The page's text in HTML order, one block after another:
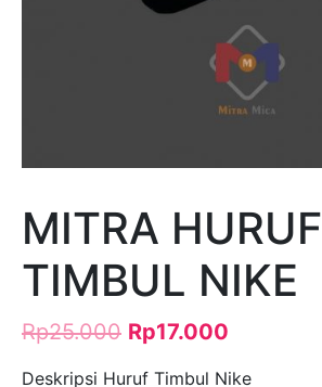
MITRA HURUF
TIMBUL NIKE
Rp25.000 Rp17.000
Deskripsi Huruf Timbul Nike